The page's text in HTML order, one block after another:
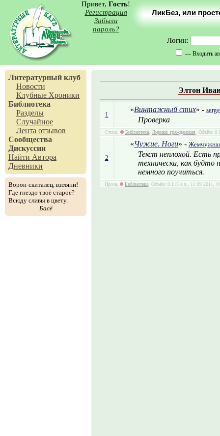
Привет, Гость!
Регистрация
Забыли
пароль?
ЛикБез, или
Логин:
— Входить
Литературный клуб
Новости
Клубные Хроники
Библиотека
Разделы
Случайное
Лента отзывов
Сообщества
Дискуссии
Найти Автора
Дневники
Ворон-скиталец, взгляни!
Где гнездо твоё старое?
Всюду сливы в цвету.
Басё
Элтон
1
«Винтажный стих» -
Проверка
Стихи, Библиотека Лирика: гражданская , Объём:
2
«Чужие. Ноги» -
Текст неплохой. Есть
технически, как будто
немного поучиться.
Проза, Библиотека , Объём: 0.115 а.л., 11 09 2011,